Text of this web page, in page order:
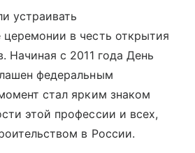
устраивать
в честь открытия
Начиная с 2011 года День
федеральным
стал ярким знаком
этой профессии и всех,
в России.